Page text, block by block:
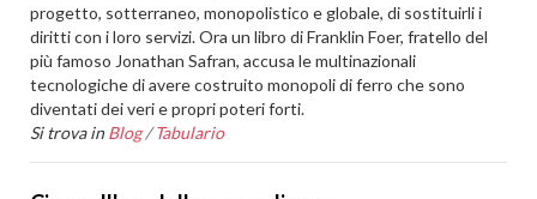
progetto, sotterraneo, monopolistico e globale, di sostituirli i
diritti con i loro servizi. Ora un libro di Franklin Foer, fratello del
più famoso Jonathan Safran, accusa le multinazionali
tecnologiche di avere costruito monopoli di ferro che sono
diventati dei veri e propri poteri forti.
Si trova in Blog /Tabulario